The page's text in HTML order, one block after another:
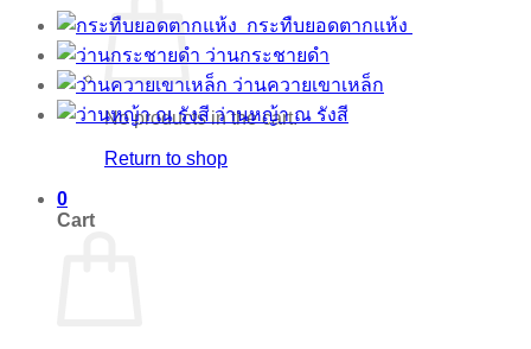
No products in the cart.
Return to shop
0
Cart
กระทืบยอดตากแห้ง
ว่านกระชายดำ
ว่านควายเขาเหล็ก
ว่านหญ้า ณ รังสี